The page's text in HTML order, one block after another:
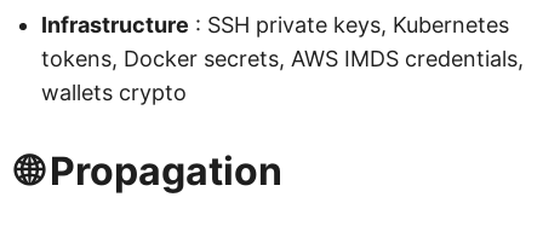
Infrastructure : SSH private keys, Kubernetes
tokens, Docker secrets, AWS IMDS credentials,
wallets crypto
🌐 Propagation